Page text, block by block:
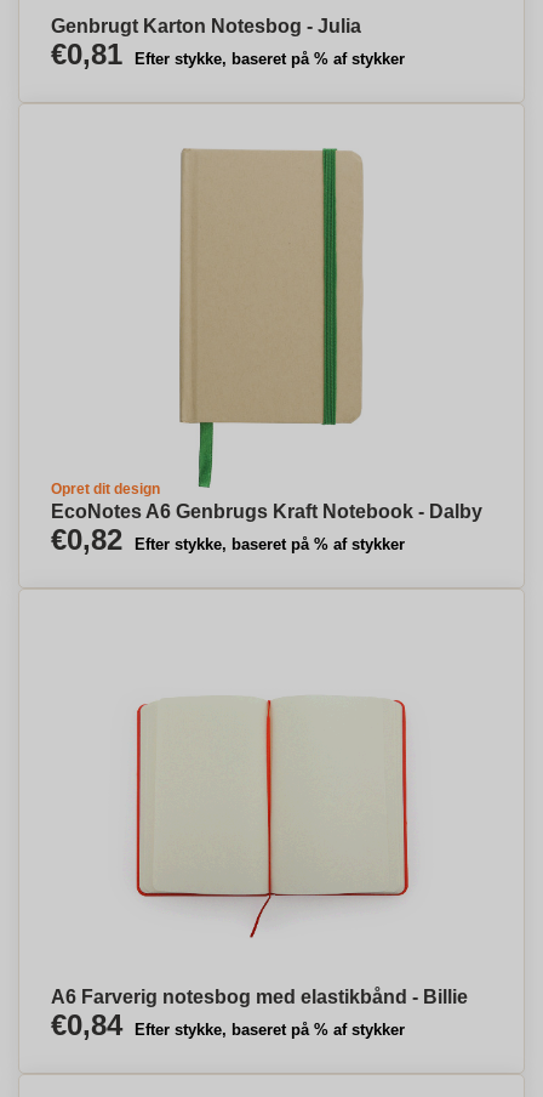
Genbrugt Karton Notesbog - Julia
€0,81 Efter stykke, baseret på % af stykker
Opret dit design
EcoNotes A6 Genbrugs Kraft Notebook - Dalby
€0,82 Efter stykke, baseret på % af stykker
A6 Farverig notesbog med elastikbånd - Billie
€0,84 Efter stykke, baseret på % af stykker